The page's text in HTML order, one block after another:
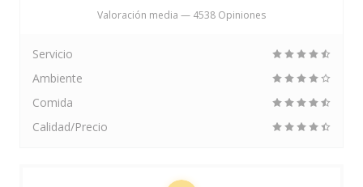
Valoración media — 4538 Opiniones
Servicio
Ambiente
Comida
Calidad/Precio